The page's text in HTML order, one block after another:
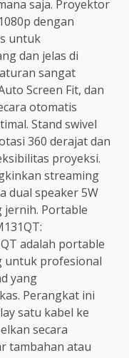
saja. Proyektor
dengan
untuk
dan jelas di
sangat
Screen Fit, dan
otomatis
Stand swivel
360 derajat dan
proyeksi.
streaming
dual speaker 5W
jernih. Portable
adalah portable
untuk profesional
yang
Perangkat ini
satu kabel ke
secara
tambahan atau